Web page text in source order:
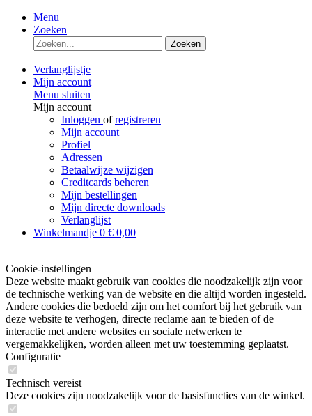
Menu
Zoeken
Zoeken
Verlanglijstje
Mijn account
Menu sluiten
Mijn account
Inloggen ofregistreren
Mijn account
Profiel
Adressen
Betaalwijze wijzigen
Creditcards beheren
Mijn bestellingen
Mijn directe downloads
Verlanglijst
Winkelmandje 0 € 0,00
Cookie-instellingen
Deze website maakt gebruik van cookies die noodzakelijk zijn voor
de technische werking van de website en die altijd worden ingesteld.
Andere cookies die bedoeld zijn om het comfort bij het gebruik van
deze website te verhogen, directe reclame aan te bieden of de
interactie met andere websites en sociale netwerken te
vergemakkelijken, worden alleen met uw toestemming geplaatst.
Configuratie
Technisch vereist
Deze cookies zijn noodzakelijk voor de basisfuncties van de winkel.